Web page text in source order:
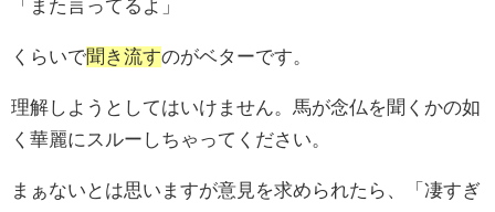
「また言ってるよ」
くらいで聞き流すのがベターです。
理解しようとしてはいけません。馬が念仏を聞くかの如
く華麗にスルーしちゃってください。
まぁないとは思いますが意見を求められたら、「凄すぎ